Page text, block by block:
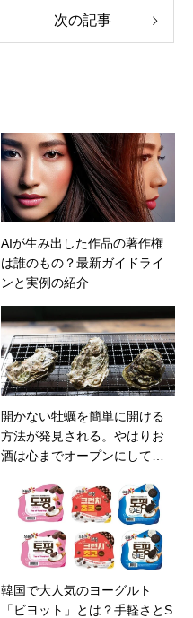
次の記事
AIが生み出した作品の著作権
は誰のもの？最新ガイドライ
ンと実例の紹介
開かない牡蠣を簡単に開ける
方法が発見される。やはりお
酒は心までオープンにしてく
韓国で大人気のヨーグルト
「ビヨット」とは？手軽さとS